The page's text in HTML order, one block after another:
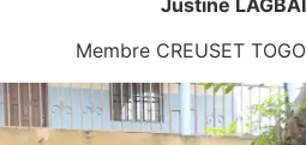
Membre CREUSET TOGO